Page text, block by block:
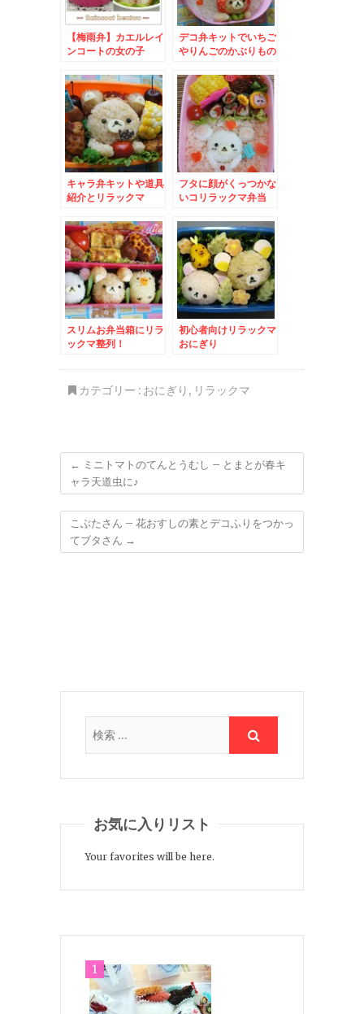
【梅雨弁】カエルレイ
ンコートの女の子
デコ弁キットでいちご
やりんごのかぶりもの
キャラ弁キットや道具
紹介とリラックマ
フタに顔がくっつかな
いコリラックマ弁当
スリムお弁当箱にリラ
ックマ整列！
初心者向けリラックマ
おにぎり
カテゴリー : おにぎり , リラックマ
← ミニトマトのてんとうむし – とまとが春キ
ャラ天道虫に♪
こぶたさん – 花おすしの素とデコふりをつかっ
てブタさん →
お気に入りリスト
Your favorites will be here.